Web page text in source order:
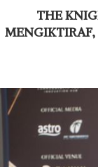
THE